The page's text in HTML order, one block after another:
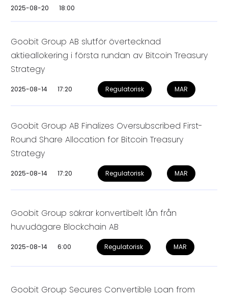
2025-08-20 18:00
Goobit Group AB slutför övertecknad
aktieallokering i första rundan av Bitcoin Treasury
Strategy
2025-08-14 17:20 Regulatorisk MAR
Goobit Group AB Finalizes Oversubscribed First-
Round Share Allocation for Bitcoin Treasury
Strategy
2025-08-14 17:20 Regulatorisk MAR
Goobit Group säkrar konvertibelt lån från
huvudägare Blockchain AB
2025-08-14 6:00 Regulatorisk MAR
Goobit Group Secures Convertible Loan from